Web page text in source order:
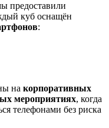
предоставили
куб оснащён
:
на корпоративных
мероприятиях, когда
телефонами без риска